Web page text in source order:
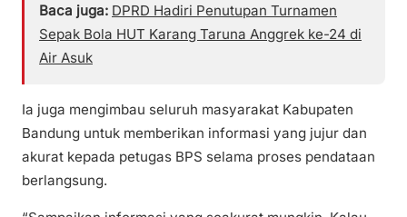
Baca juga: DPRD Hadiri Penutupan Turnamen
Sepak Bola HUT Karang Taruna Anggrek ke-24 di
Air Asuk
Ia juga mengimbau seluruh masyarakat Kabupaten
Bandung untuk memberikan informasi yang jujur dan
akurat kepada petugas BPS selama proses pendataan
berlangsung.